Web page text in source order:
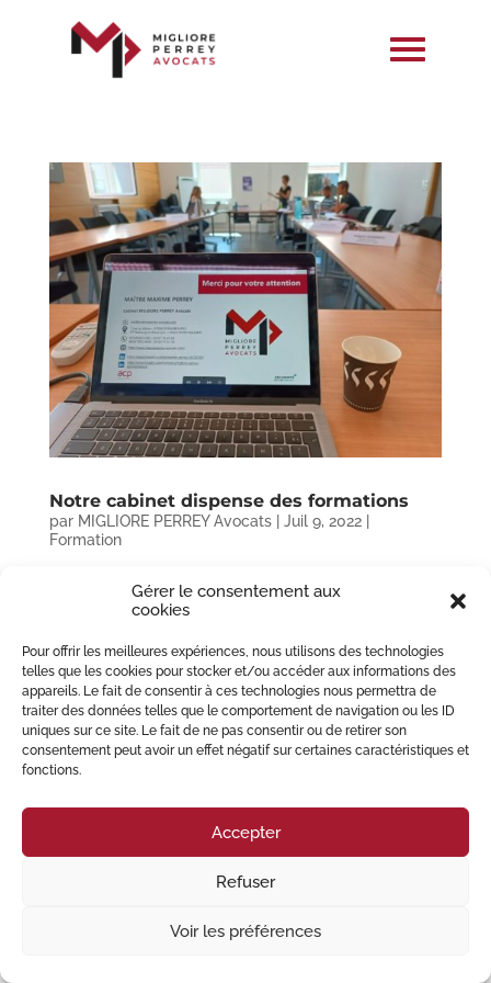
Gérer le consentement aux
cookies
Pour offrir les meilleures expériences, nous utilisons des technologies
telles que les cookies pour stocker et/ou accéder aux informations des
appareils. Le fait de consentir à ces technologies nous permettra de
traiter des données telles que le comportement de navigation ou les ID
uniques sur ce site. Le fait de ne pas consentir ou de retirer son
consentement peut avoir un effet négatif sur certaines caractéristiques et
fonctions.
Accepter
Refuser
Voir les préférences
Notre cabinet dispense des formations
par MIGLIORE PERREY Avocats| Juil 9, 2022|
Formation
formation professionnelle auprès des agents des Directions de l’immobilier
et des affaires juridiques du Conseil départemental de Meurthe-et-
© 2023 Migliore Perrey Avocats – Tous droits réservés IMention Légales